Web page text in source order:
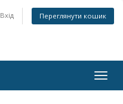
Вхід Переглянути кошик